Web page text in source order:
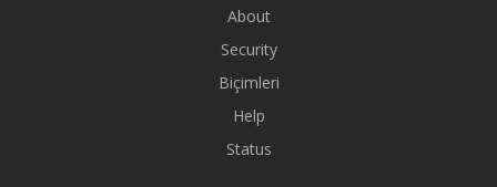
About
Security
Biçimleri
Help
Status